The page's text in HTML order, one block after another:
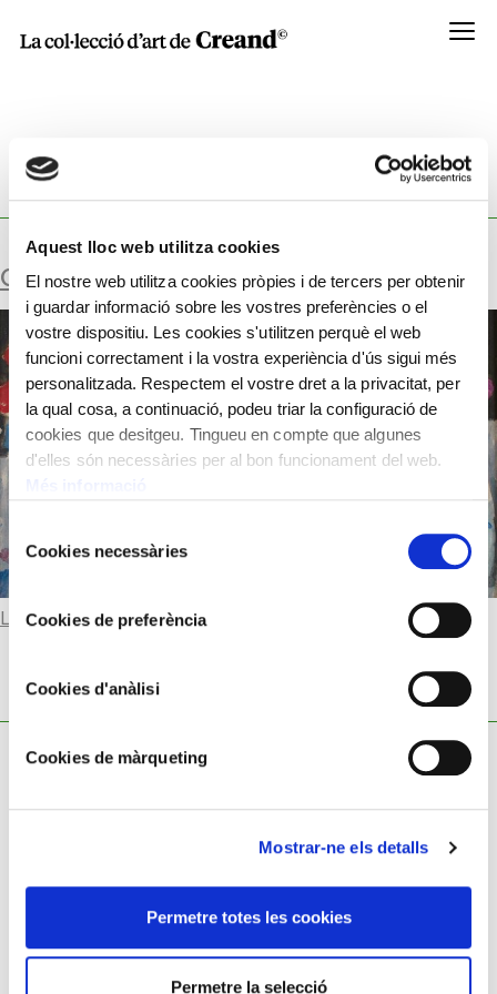
Aquest lloc web utilitza cookies
El nostre web utilitza cookies pròpies i de tercers per obtenir
i guardar informació sobre les vostres preferències o el
vostre dispositiu. Les cookies s'utilitzen perquè el web
funcioni correctament i la vostra experiència d'ús sigui més
personalitzada. Respectem el vostre dret a la privacitat, per
la qual cosa, a continuació, podeu triar la configuració de
cookies que desitgeu. Tingueu en compte que algunes
d'elles són necessàries per al bon funcionament del web.
de
consentiment
Cookies necessàries
Cookies de preferència
Cookies d'anàlisi
Cookies de màrqueting
Mostrar-ne els detalls
Permetre totes les cookies
Permetre la selecció
Menú
TECHNIC:
OLI SOBRE FUSTA ENTELADA
GERRO AMB FLORS
Llegir-ne més
Avís legal